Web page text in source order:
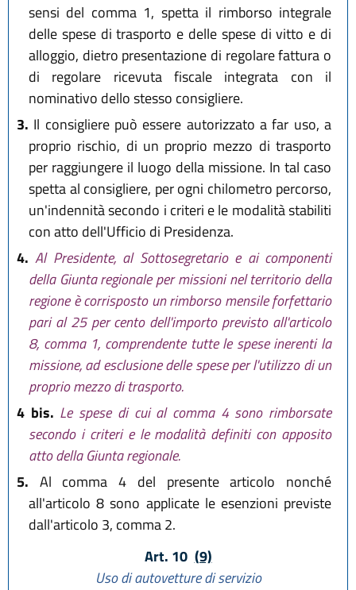
sensi del comma 1, spetta il rimborso integrale
delle spese di trasporto e delle spese di vitto e di
alloggio, dietro presentazione di regolare fattura o
di regolare ricevuta fiscale integrata con il
nominativo dello stesso consigliere.
3. Il consigliere può essere autorizzato a far uso, a
proprio rischio, di un proprio mezzo di trasporto
per raggiungere il luogo della missione. In tal caso
spetta al consigliere, per ogni chilometro percorso,
un'indennità secondo i criteri e le modalità stabiliti
con atto dell'Ufficio di Presidenza.
4. Al Presidente, al Sottosegretario e ai componenti
della Giunta regionale per missioni nel territorio della
regione è corrisposto un rimborso mensile forfettario
pari al 25 per cento dell'importo previsto all'articolo
8, comma 1, comprendente tutte le spese inerenti la
missione, ad esclusione delle spese per l'utilizzo di un
proprio mezzo di trasporto.
4 bis. Le spese di cui al comma 4 sono rimborsate
secondo i criteri e le modalità definiti con apposito
atto della Giunta regionale.
5. Al comma 4 del presente articolo nonché
all'articolo 8 sono applicate le esenzioni previste
dall'articolo 3, comma 2.
Art. 10 (9)
Uso di autovetture di servizio